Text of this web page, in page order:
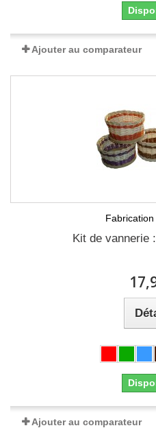
Ajouter au comparateur
Kit de vannerie
Ajouter au comparateur